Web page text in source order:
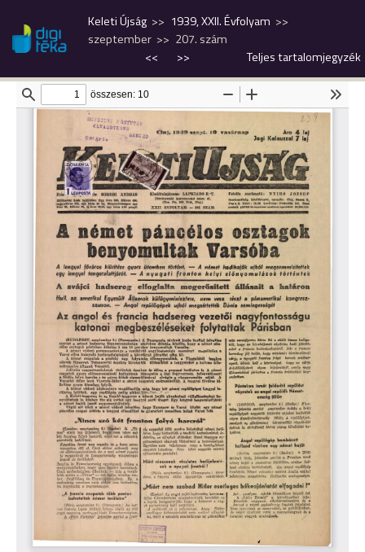
Keleti Újság
1939, XXII. Évfolyam
szeptember
207. szám
<<
>> Teljes tartalomjegyzék